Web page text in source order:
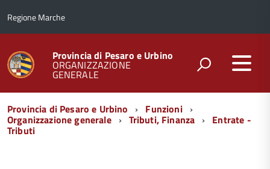
Regione Marche
Provincia di Pesaro e Urbino
ORGANIZZAZIONE
GENERALE
Menu
di
navigazione
Provincia di Pesaro e Urbino Funzioni
Organizzazione generale Tributi, Finanza Entrate -
Tributi